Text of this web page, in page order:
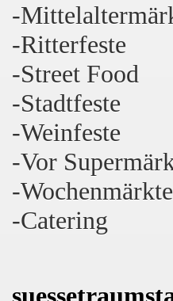
-
-Ritterfeste
-Street Food
-Stadtfeste
-Weinfeste
-Vor
-Wochenmärkte
-Catering